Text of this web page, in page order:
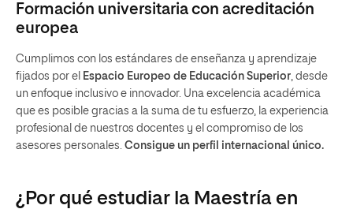
Formación universitaria con acreditación
europea
Cumplimos con los estándares de enseñanza y aprendizaje
fijados por el Espacio Europeo de Educación Superior, desde
un enfoque inclusivo e innovador. Una excelencia académica
que es posible gracias a la suma de tu esfuerzo, la experiencia
profesional de nuestros docentes y el compromiso de los
asesores personales. Consigue un perfil internacional único.
¿Por qué estudiar la Maestría en